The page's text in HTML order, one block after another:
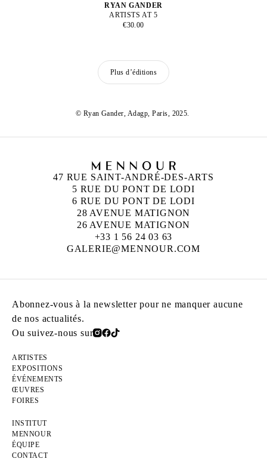
RYAN GANDER
ARTISTS AT 5
€30.00
Plus d’éditions
© Ryan Gander, Adagp, Paris, 2025.
47 RUE SAINT-ANDRÉ-DES-ARTS
5 RUE DU PONT DE LODI
6 RUE DU PONT DE LODI
28 AVENUE MATIGNON
26 AVENUE MATIGNON
+33 1 56 24 03 63
GALERIE@MENNOUR.COM
Abonnez-vous à la newsletter pour ne manquer aucune
de nos actualités.
Ou suivez-nous sur
ARTISTES
EXPOSITIONS
ÉVÉNEMENTS
ŒUVRES
FOIRES
INSTITUT
MENNOUR
ÉQUIPE
CONTACT